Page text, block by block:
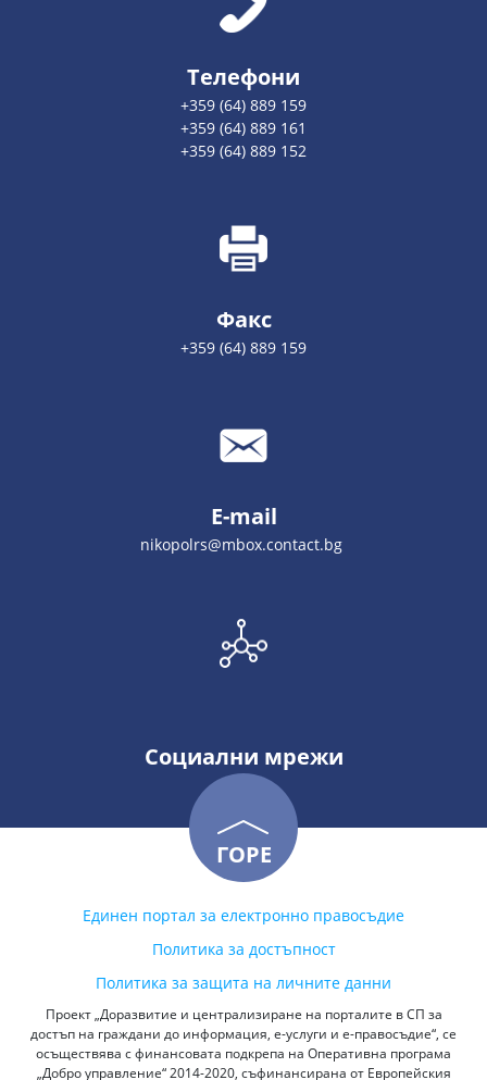
Телефони
+359 (64) 889 159
+359 (64) 889 161
+359 (64) 889 152
Факс
+359 (64) 889 159
E-mail
nikopolrs@mbox.contact.bg
Социални мрежи
ГОРЕ
Единен портал за електронно правосъдие
Политика за достъпност
Политика за защита на личните данни
Проект „Доразвитие и централизиране на порталите в СП за
достъп на граждани до информация, е-услуги и е-правосъдие“, се
осъществява с финансовата подкрепа на Оперативна програма
„Добро управление“ 2014-2020, съфинансирана от Европейския